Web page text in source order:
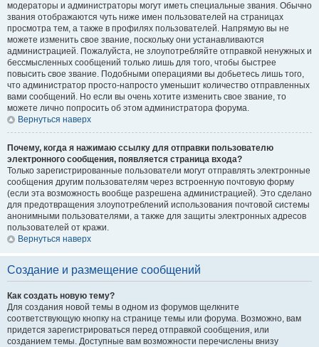
модераторы и администраторы могут иметь специальные звания. Обычно
звания отображаются чуть ниже имен пользователей на страницах
просмотра тем, а также в профилях пользователей. Напрямую вы не
можете изменить свое звание, поскольку они устанавливаются
администрацией. Пожалуйста, не злоупотребляйте отправкой ненужных и
бессмысленных сообщений только лишь для того, чтобы быстрее
повысить свое звание. Подобными операциями вы добьетесь лишь того,
что администратор просто-напросто уменьшит количество отправленных
вами сообщений. Но если вы очень хотите изменить свое звание, то
можете лично попросить об этом администратора форума.
Вернуться наверх
Почему, когда я нажимаю ссылку для отправки пользователю
электронного сообщения, появляется страница входа?
Только зарегистрированные пользователи могут отправлять электронные
сообщения другим пользователям через встроенную почтовую форму
(если эта возможность вообще разрешена администрацией). Это сделано
для предотвращения злоупотреблений использования почтовой системы
анонимными пользователями, а также для защиты электронных адресов
пользователей от кражи.
Вернуться наверх
Создание и размещение сообщений
Как создать новую тему?
Для создания новой темы в одном из форумов щелкните
соответствующую кнопку на странице темы или форума. Возможно, вам
придется зарегистрироваться перед отправкой сообщения, или
созданием темы. Доступные вам возможности перечислены внизу